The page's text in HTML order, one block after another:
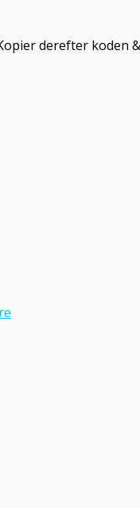
derefter koden